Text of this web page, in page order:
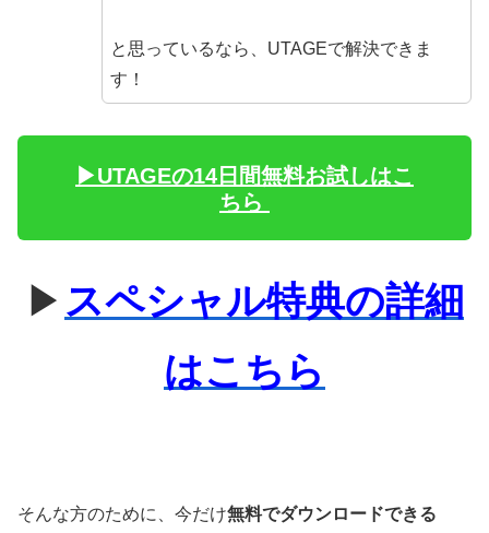
と思っているなら、UTAGEで解決できま
す！
▶︎UTAGEの14日間無料お試しはこ
ちら
▶ スペシャル特典の詳細
はこちら
そんな方のために、今だけ無料でダウンロードできる